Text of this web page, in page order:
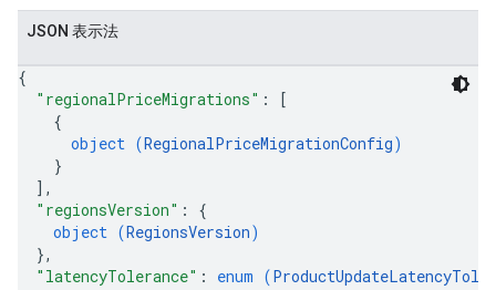
JSON 表示法
{
"regionalPriceMigrations" :
[
{
object (RegionalPriceMigrationConfig)
}
] ,
"regionsVersion" : {
object (RegionsVersion)
},
"latencyTolerance" : enum (